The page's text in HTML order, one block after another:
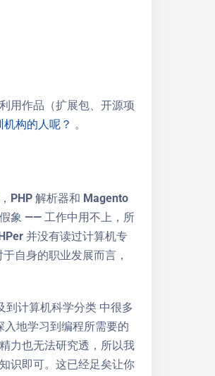
用作品（扩展包、开源项
构的人呢？ 。
PHP 解析器和 Magento
象 —— 工作中用不上，所
并没有读过计算机专
自身的职业发展而言，
到计算机科学分类 中很多
入地学习到编程所需要的
力也无法研究透，所以我
识即可。这已经足矣让你